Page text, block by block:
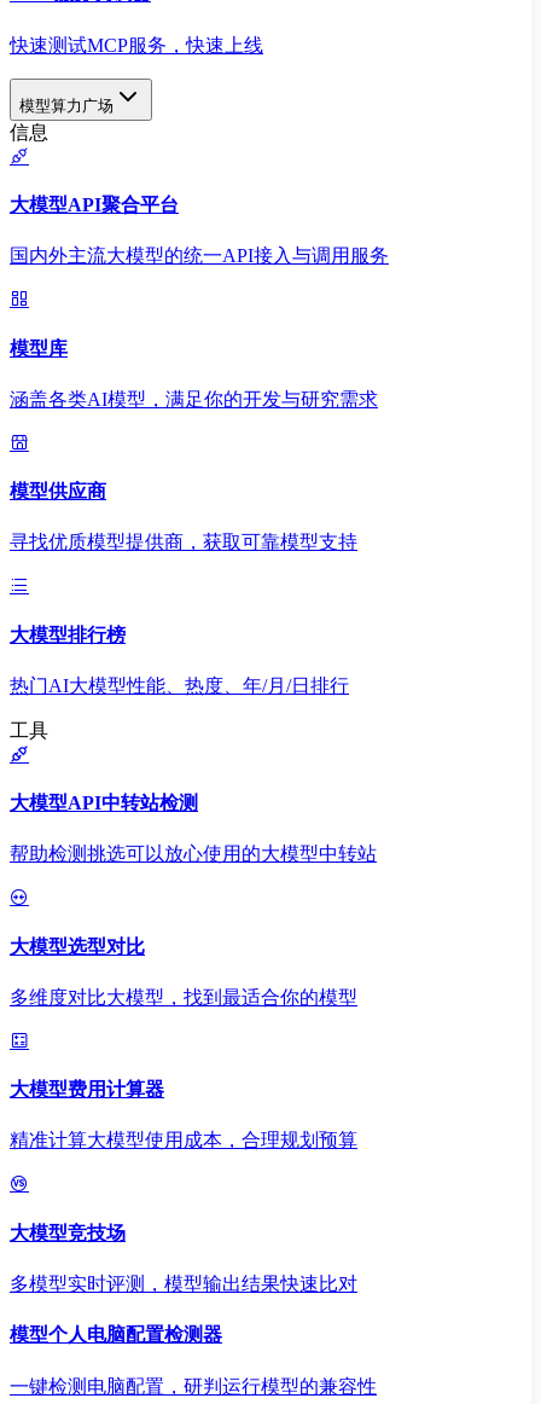
快速测试MCP服务，快速上线
模型算力广场
信息
大模型API聚合平台
国内外主流大模型的统一API接入与调用服务
模型库
涵盖各类AI模型，满足你的开发与研究需求
模型供应商
寻找优质模型提供商，获取可靠模型支持
大模型排行榜
热门AI大模型性能、热度、年/月/日排行
工具
大模型API中转站检测
帮助检测挑选可以放心使用的大模型中转站
大模型选型对比
多维度对比大模型，找到最适合你的模型
大模型费用计算器
精准计算大模型使用成本，合理规划预算
大模型竞技场
多模型实时评测，模型输出结果快速比对
模型个人电脑配置检测器
一键检测电脑配置，研判运行模型的兼容性